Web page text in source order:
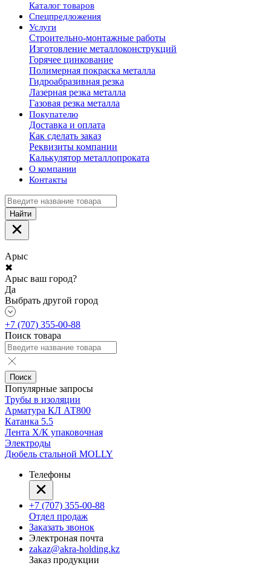
Каталог товаров
Спецпредложения
Услуги
Строительно-монтажные работы
Изготовление металлоконструкций
Горячее цинкование
Полимерная покраска металла
Гидроабразивная резка
Лазерная резка металла
Газовая резка металла
Покупателю
Доставка и оплата
Как сделать заказ
Реквизиты компании
Калькулятор металлопроката
О компании
Контакты
Найти
Арыс
✖
Арыс ваш город?
Да
Выбрать другой город
+7 (707) 355-00-88
Поиск товара
Поиск
Популярные запросы
Трубы в изоляции
Арматура КЛ АТ800
Катанка 5.5
Лента Х/К упаковочная
Электроды
Дюбель стальной MOLLY
Телефоны
+7 (707) 355-00-88
Отдел продаж
Заказать звонок
Электроная почта
zakaz@akra-holding.kz
Заказ продукции